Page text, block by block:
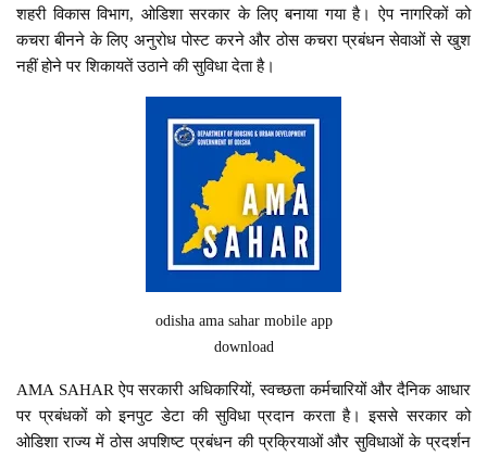
शहरी विकास विभाग, ओडिशा सरकार के लिए बनाया गया है। ऐप नागरिकों को
कचरा बीनने के लिए अनुरोध पोस्ट करने और ठोस कचरा प्रबंधन सेवाओं से खुश
नहीं होने पर शिकायतें उठाने की सुविधा देता है।
odisha ama sahar mobile app
download
AMA SAHAR ऐप सरकारी अधिकारियों, स्वच्छता कर्मचारियों और दैनिक आधार
पर प्रबंधकों को इनपुट डेटा की सुविधा प्रदान करता है। इससे सरकार को
ओडिशा राज्य में ठोस अपशिष्ट प्रबंधन की प्रक्रियाओं और सुविधाओं के प्रदर्शन